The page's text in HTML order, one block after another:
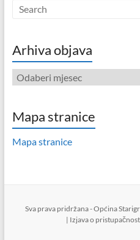
Arhiva objava
Arhiva
objava
Mapa stranice
Mapa stranice
Sva prava pridržana - Općina
| Izjava o